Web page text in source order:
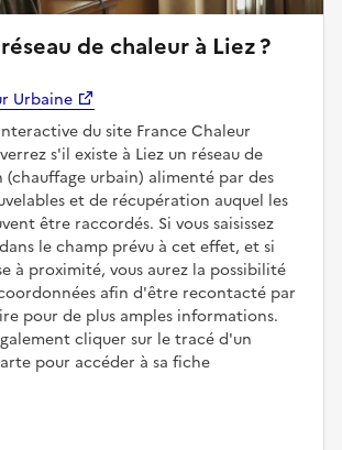
il un réseau de chaleur à Liez ?
Urbaine
du site France Chaleur
s'il existe à Liez un réseau de
(chauffage urbain) alimenté par des
et de récupération auquel les
être raccordés. Si vous saisissez
le champ prévu à cet effet, et si
à proximité, vous aurez la possibilité
afin d'être recontacté par
pour de plus amples informations.
cliquer sur le tracé d'un
pour accéder à sa fiche